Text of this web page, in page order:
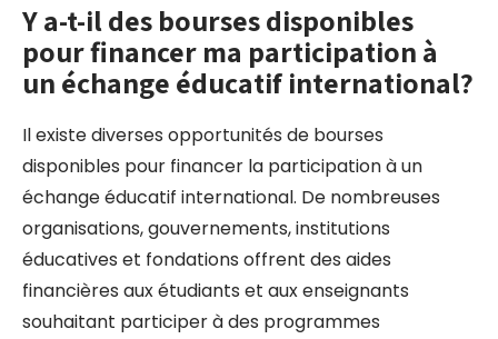
Y a-t-il des bourses disponibles
pour financer ma participation à
un échange éducatif international?
Il existe diverses opportunités de bourses
disponibles pour financer la participation à un
échange éducatif international. De nombreuses
organisations, gouvernements, institutions
éducatives et fondations offrent des aides
financières aux étudiants et aux enseignants
souhaitant participer à des programmes